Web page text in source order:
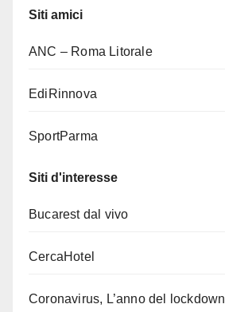
Siti amici
ANC – Roma Litorale
EdiRinnova
SportParma
Siti d'interesse
Bucarest dal vivo
CercaHotel
Coronavirus, L’anno del lockdown